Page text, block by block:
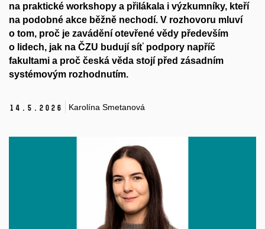
na praktické workshopy a přilákala i výzkumníky, kteří
na podobné akce běžně nechodí. V rozhovoru mluví
o tom, proč je zavádění otevřené vědy především
o lidech, jak na ČZU budují síť podpory napříč
fakultami a proč česká věda stojí před zásadním
systémovým rozhodnutím.
14. 5. 2026 Karolína Smetanová